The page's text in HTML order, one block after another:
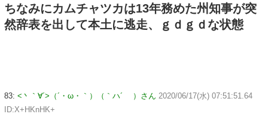
ちなみにカムチャツカは13年務めた州知事が突
然辞表を出して本土に逃走、ｇｄｇｄな状態
83: <丶｀∀´>（´・ω・｀）（｀ハ´ ）さん 2020/06/17(水) 07:51:51.64
ID:X+HKnHK+